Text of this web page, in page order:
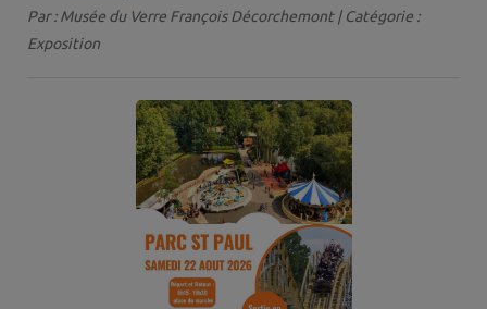
Par : Musée du Verre François Décorchemont | Catégorie :
Exposition